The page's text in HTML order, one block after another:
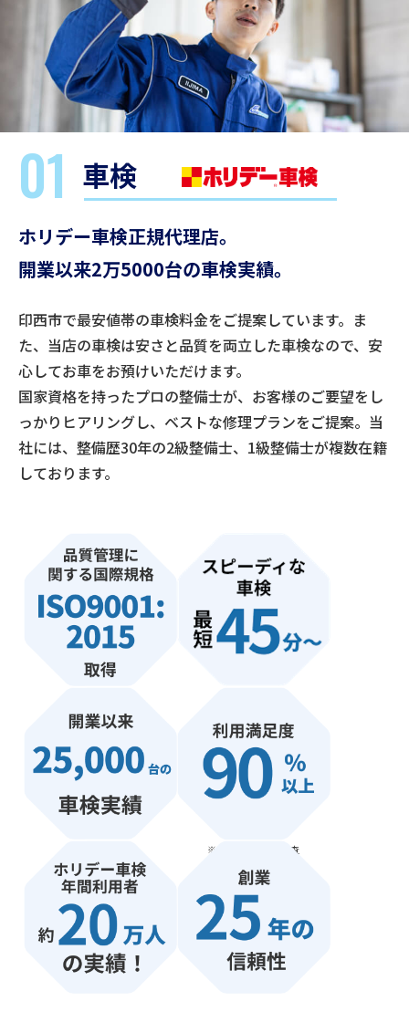
01 車検
ホリデー車検正規代理店。
開業以来2万5000台の車検実績。
印西市で最安値帯の車検料金をご提案しています。ま
た、当店の車検は安さと品質を両立した車検なので、安
心してお車をお預けいただけます。
国家資格を持ったプロの整備士が、お客様のご要望をし
っかりヒアリングし、ベストな修理プランをご提案。当
社には、整備歴30年の2級整備士、1級整備士が複数在籍
しております。
※自社アンケート調査